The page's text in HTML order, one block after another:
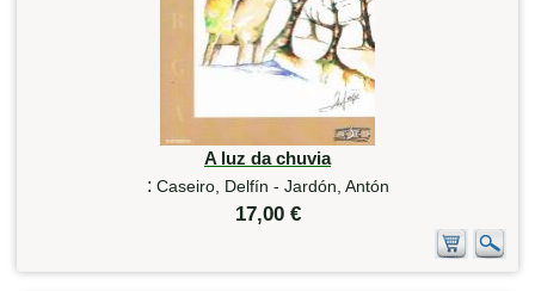
A luz da chuvia
: Caseiro, Delfín - Jardón, Antón
17,00 €